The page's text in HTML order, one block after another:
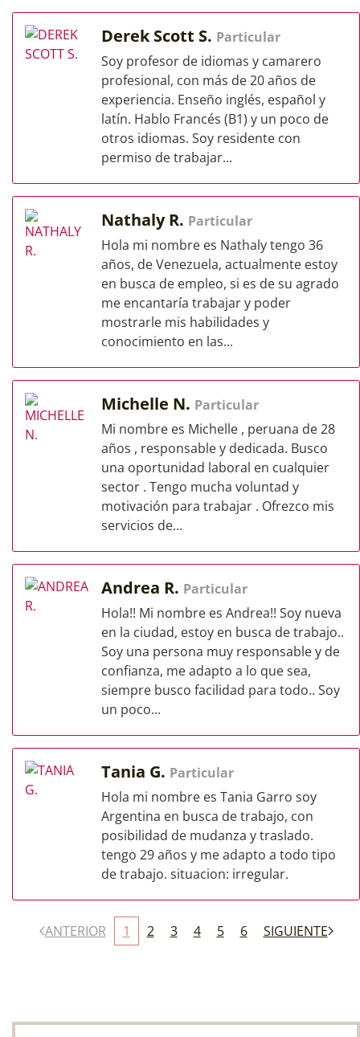
Derek Scott S. Particular
Soy profesor de idiomas y camarero
profesional, con más de 20 años de
experiencia. Enseño inglés, español y
latín. Hablo Francés (B1) y un poco de
otros idiomas. Soy residente con
permiso de trabajar...
Nathaly R. Particular
Hola mi nombre es Nathaly tengo 36
años, de Venezuela, actualmente estoy
en busca de empleo, si es de su agrado
me encantaría trabajar y poder
mostrarle mis habilidades y
conocimiento en las...
Michelle N. Particular
Mi nombre es Michelle , peruana de 28
años , responsable y dedicada. Busco
una oportunidad laboral en cualquier
sector . Tengo mucha voluntad y
motivación para trabajar . Ofrezco mis
servicios de...
Andrea R. Particular
Hola!! Mi nombre es Andrea!! Soy nueva
en la ciudad, estoy en busca de trabajo..
Soy una persona muy responsable y de
confianza, me adapto a lo que sea,
siempre busco facilidad para todo.. Soy
un poco...
Tania G. Particular
Hola mi nombre es Tania Garro soy
Argentina en busca de trabajo, con
posibilidad de mudanza y traslado.
tengo 29 años y me adapto a todo tipo
de trabajo. situacion: irregular.
ANTERIOR 1 2 3 4 5 6 SIGUIENTE